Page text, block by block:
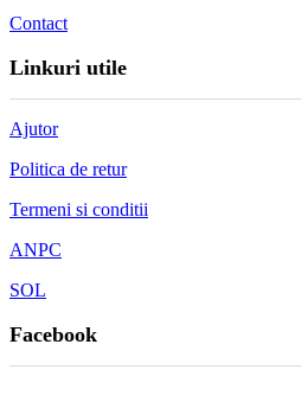
Contact
Linkuri utile
Ajutor
Politica de retur
Termeni si conditii
ANPC
SOL
Facebook